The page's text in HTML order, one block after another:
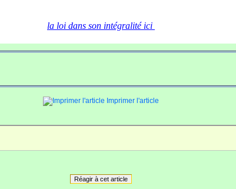
la loi dans son intégralité ici
Imprimer l'article
Réagir à cet article